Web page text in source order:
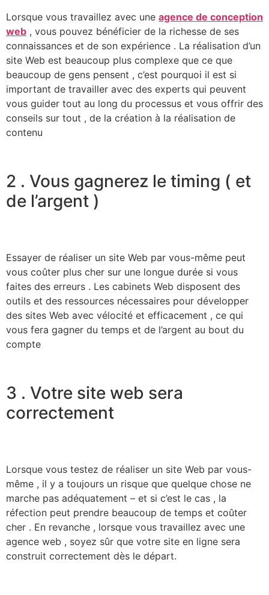
Lorsque vous travaillez avec une agence de conception
web , vous pouvez bénéficier de la richesse de ses
connaissances et de son expérience . La réalisation d’un
site Web est beaucoup plus complexe que ce que
beaucoup de gens pensent , c’est pourquoi il est si
important de travailler avec des experts qui peuvent
vous guider tout au long du processus et vous offrir des
conseils sur tout , de la création à la réalisation de
contenu
2 . Vous gagnerez le timing ( et
de l’argent )
Essayer de réaliser un site Web par vous-même peut
vous coûter plus cher sur une longue durée si vous
faites des erreurs . Les cabinets Web disposent des
outils et des ressources nécessaires pour développer
des sites Web avec vélocité et efficacement , ce qui
vous fera gagner du temps et de l’argent au bout du
compte
3 . Votre site web sera
correctement
Lorsque vous testez de réaliser un site Web par vous-
même , il y a toujours un risque que quelque chose ne
marche pas adéquatement – et si c’est le cas , la
réfection peut prendre beaucoup de temps et coûter
cher . En revanche , lorsque vous travaillez avec une
agence web , soyez sûr que votre site en ligne sera
construit correctement dès le départ.